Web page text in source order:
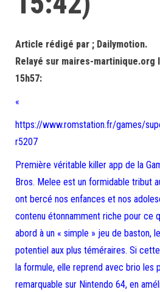
Article rédigé par ; Dailymotion.
Relayé sur maires-martinique.org
15h57:
«
https://www.romstation.fr/games/
r5207
Première véritable killer app de la
Bros. Melee est un formidable tribut
ont bercé nos enfances et nos
contenu étonnamment riche pour ce
abord à un « simple » jeu de baston,
potentiel aux plus téméraires. Si
la formule, elle reprend avec brio les
remarquable sur Nintendo 64, en